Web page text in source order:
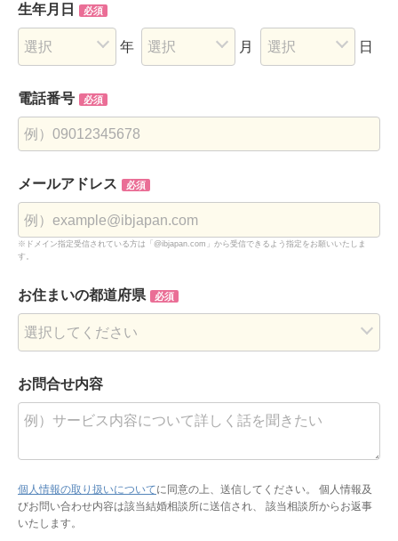
生年月日 必須
年 月 日
電話番号 必須
メールアドレス 必須
※ドメイン指定受信されている方は「@ibjapan.com」から受信できるよう指定をお願いいたしま
す。
お住まいの都道府県 必須
お問合せ内容
個人情報の取り扱いについてに同意の上、送信してください。
個人情報及
びお問い合わせ内容は該当結婚相談所に送信され、 該当相談所からお返事
いたします。